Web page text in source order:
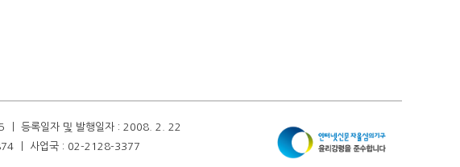
ㅣ 등록일자 및 발행일자 : 2008. 2. 22
ㅣ 사업국 : 02-2128-3377